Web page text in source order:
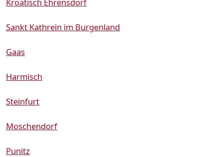
Sankt Kathrein im Burgenland
Gaas
Harmisch
Steinfurt
Moschendorf
Punitz